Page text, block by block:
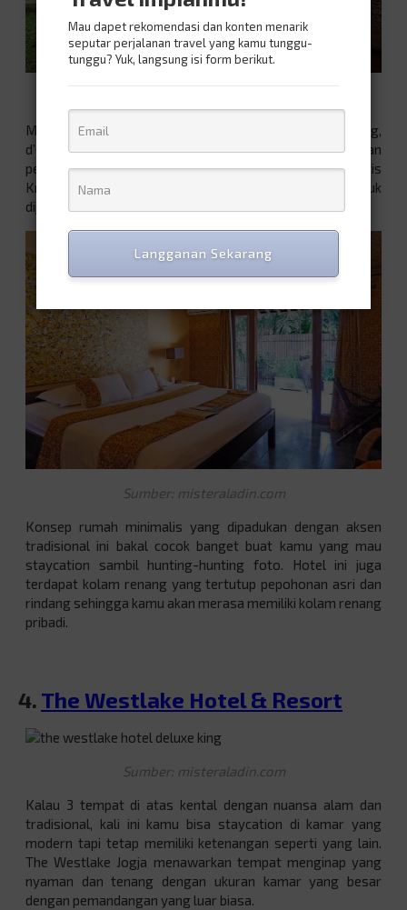
Masih dengan suasana alam Jogja yang begitu tenang,
d’Omah Hotel Yogja juga menawarkan ketenangan
pedesaan yang nyaman. Lokasinya ada diJalan Parangtritis
Km.8.5
membuat tempat ini cukup strategis untuk
dijangkau. Hotel ini juga dekat dengan pedesaan yang asri.
Sumber: misteraladin.com
Konsep rumah minimalis yang dipadukan dengan aksen
tradisional ini bakal cocok banget buat kamu yang mau
staycation sambil hunting-hunting foto. Hotel ini juga
terdapat kolam renang yang tertutup pepohonan asri dan
rindang sehingga kamu akan merasa memiliki kolam renang
pribadi.
4. The Westlake Hotel & Resort
Sumber: misteraladin.com
Kalau 3 tempat di atas kental dengan nuansa alam dan
tradisional, kali ini kamu bisa staycation di kamar yang
modern tapi tetap memiliki ketenangan seperti yang lain.
The Westlake Jogja menawarkan tempat menginap yang
nyaman dan tenang dengan ukuran kamar yang besar
dengan pemandangan yang luar biasa.
Mau dapet rekomendasi dan konten menarik
seputar perjalanan travel yang kamu tunggu-
tunggu? Yuk, langsung isi form berikut.
Langganan Sekarang